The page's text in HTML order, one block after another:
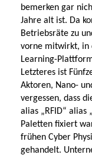
bemerken gar
Jahre alt ist. Da
Betriebsräte zu
vorne mitwirkt, in
Learning-
Letzteres ist
Aktoren, Nano-
vergessen, dass
alias „RFID“ alias
Paletten fixiert
frühen Cyber
gehandelt.